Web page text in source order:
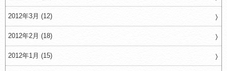
2012年3月 (12)
2012年2月 (18)
2012年1月 (15)